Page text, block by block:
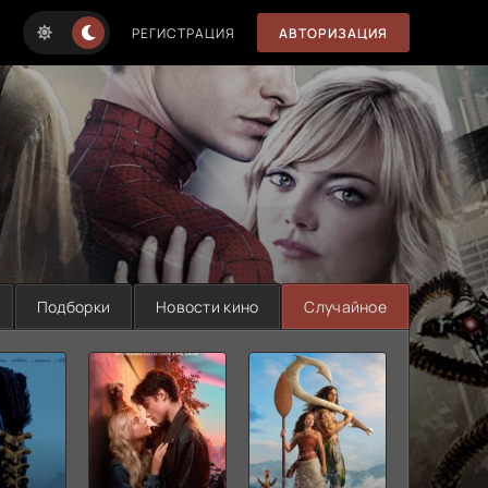
РЕГИСТРАЦИЯ АВТОРИЗАЦИЯ
Подборки Новости кино Случайное